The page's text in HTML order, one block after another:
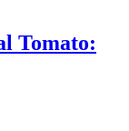
Tomato: